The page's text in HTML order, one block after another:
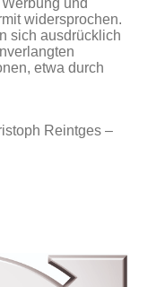
und
widersprochen.
sich ausdrücklich
etwa durch
Reintges –